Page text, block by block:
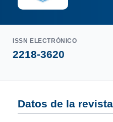
ISSN ELECTRÓNICO
2218-3620
Datos de la revista